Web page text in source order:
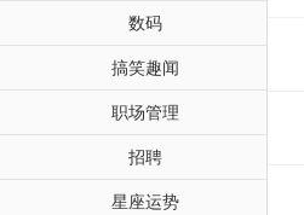
数码
搞笑趣闻
职场管理
招聘
星座运势